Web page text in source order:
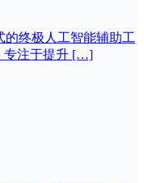
的终极人工智能辅助工
专注于提升 […]